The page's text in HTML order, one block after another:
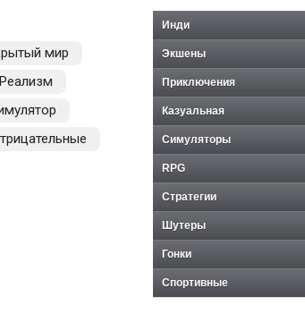
мир
Реализм
Инди
Экшены
Приключения
Казуальная
Симуляторы
RPG
Стратегии
Шутеры
Гонки
Спортивные